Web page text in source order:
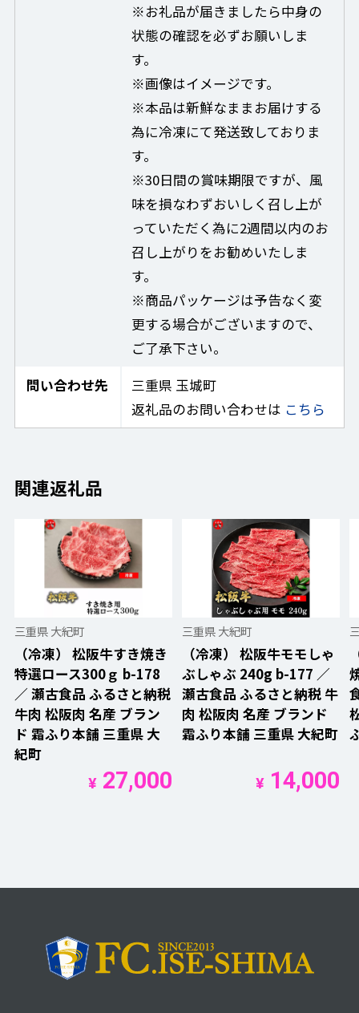
※お礼品が届きましたら中身の
状態の確認を必ずお願いしま
す。
※画像はイメージです。
※本品は新鮮なままお届けする
為に冷凍にて発送致しておりま
す。
※30日間の賞味期限ですが、風
味を損なわずおいしく召し上が
っていただく為に2週間以内のお
召し上がりをお勧めいたしま
す。
※商品パッケージは予告なく変
更する場合がございますので、
ご了承下さい。
問い合わせ先
三重県 玉城町
返礼品のお問い合わせは こちら
関連返礼品
三重県 大紀町
（冷凍） 松阪牛すき焼き
特選ロース300ｇ b-178
／ 瀬古食品 ふるさと納税
牛肉 松阪肉 名産 ブラン
ド 霜ふり本舗 三重県 大
紀町
¥ 27,000
三重県 大紀町
（冷凍） 松阪牛モモしゃ
ぶしゃぶ 240g b-177 ／
瀬古食品 ふるさと納税 牛
肉 松阪肉 名産 ブランド
霜ふり本舗 三重県 大紀町
¥ 14,000